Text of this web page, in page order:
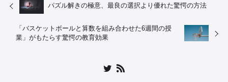
パズル解きの極意、最良の選択より優れた驚愕の方法
「バスケットボールと算数を組み合わせた6週間の授
業」がもたらす驚愕の教育効果